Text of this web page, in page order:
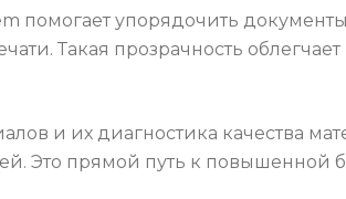
упорядочить документы
Такая прозрачность
и их диагностика качества
Это прямой путь к повышенной